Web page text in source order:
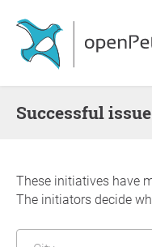
successful
These initiatives have
The initiators decide